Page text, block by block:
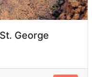
George